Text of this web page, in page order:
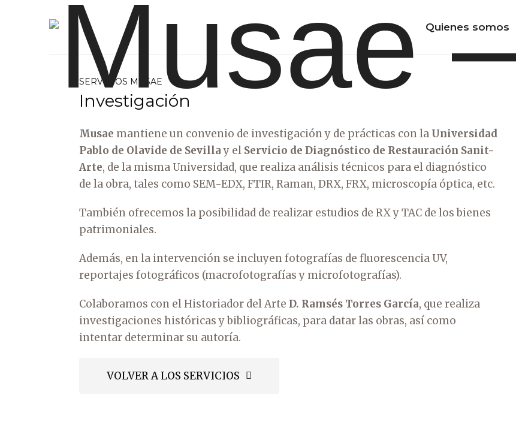
Grupo de Conservación y Restauración del Patrimonio
Quienes somos
SERVICIOS MUSAE
Investigación
Musae mantiene un convenio de investigación y de prácticas con la Universidad
Pablo de Olavide de Sevillay el Servicio de Diagnóstico de Restauración Sanit-
Arte, de la misma Universidad, que realiza análisis técnicos para el diagnóstico
de la obra, tales como SEM-EDX, FTIR, Raman, DRX, FRX, microscopía óptica, etc.
También ofrecemos la posibilidad de realizar estudios de RX y TAC de los bienes
patrimoniales.
Además, en la intervención se incluyen fotografías de fluorescencia UV,
reportajes fotográficos (macrofotografías y microfotografías).
Colaboramos con el Historiador del Arte D. Ramsés Torres García, que realiza
investigaciones históricas y bibliográficas, para datar las obras, así como
intentar determinar su autoría.
VOLVER A LOS SERVICIOS